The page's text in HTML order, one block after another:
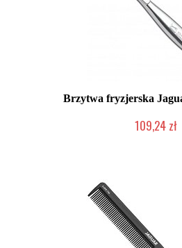
Brzytwa fryzjerska
109,24 zł